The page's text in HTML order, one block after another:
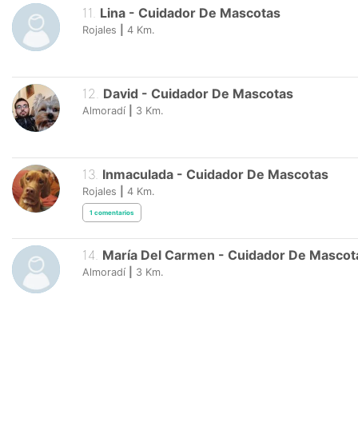
11 Lina - Cuidador De Mascotas
Rojales 4 Km.
12 David - Cuidador De Mascotas
Almoradí 3 Km.
13. Inmaculada - Cuidador De Mascotas
Rojales 4 Km.
1 comentarios
14. María Del Carmen - Cuidador De
Almoradí 3 Km.